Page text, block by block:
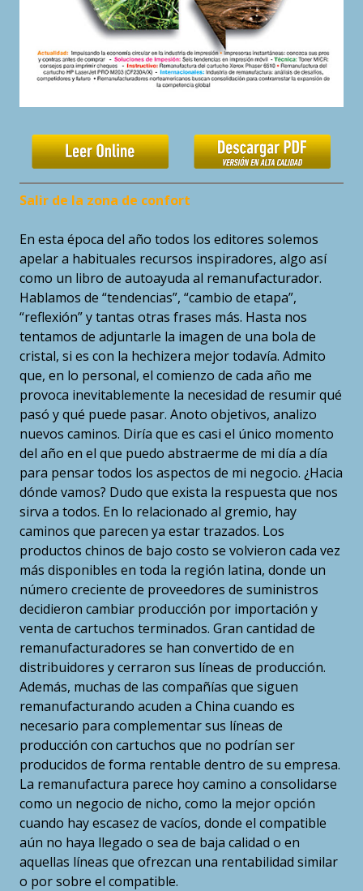
Salir de la zona de confort
En esta época del año todos los editores solemos
apelar a habituales recursos inspiradores, algo así
como un libro de autoayuda al remanufacturador.
Hablamos de “tendencias”, “cambio de etapa”,
“reflexión” y tantas otras frases más. Hasta nos
tentamos de adjuntarle la imagen de una bola de
cristal, si es con la hechizera mejor todavía. Admito
que, en lo personal, el comienzo de cada año me
provoca inevitablemente la necesidad de resumir qué
pasó y qué puede pasar. Anoto objetivos, analizo
nuevos caminos. Diría que es casi el único momento
del año en el que puedo abstraerme de mi día a día
para pensar todos los aspectos de mi negocio. ¿Hacia
dónde vamos? Dudo que exista la respuesta que nos
sirva a todos. En lo relacionado al gremio, hay
caminos que parecen ya estar trazados. Los
productos chinos de bajo costo se volvieron cada vez
más disponibles en toda la región latina, donde un
número creciente de proveedores de suministros
decidieron cambiar producción por importación y
venta de cartuchos terminados. Gran cantidad de
remanufacturadores se han convertido de en
distribuidores y cerraron sus líneas de producción.
Además, muchas de las compañías que siguen
remanufacturando acuden a China cuando es
necesario para complementar sus líneas de
producción con cartuchos que no podrían ser
producidos de forma rentable dentro de su empresa.
La remanufactura parece hoy camino a consolidarse
como un negocio de nicho, como la mejor opción
cuando hay escasez de vacíos, donde el compatible
aún no haya llegado o sea de baja calidad o en
aquellas líneas que ofrezcan una rentabilidad similar
o por sobre el compatible.